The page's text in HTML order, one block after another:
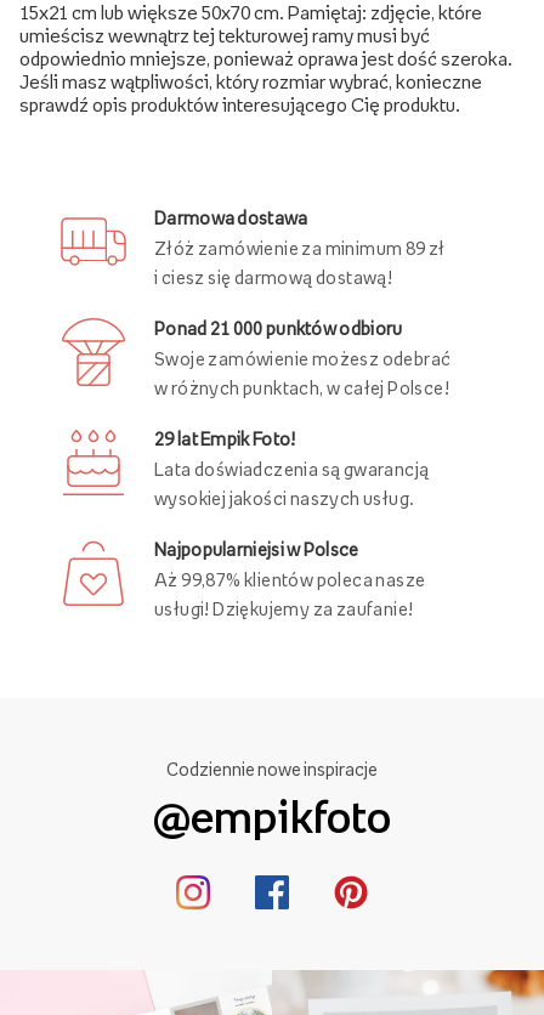
15x21 cm lub większe 50x70 cm. Pamiętaj: zdjęcie, które
umieścisz wewnątrz tej tekturowej ramy musi być
odpowiednio mniejsze, ponieważ oprawa jest dość szeroka.
Jeśli masz wątpliwości, który rozmiar wybrać, konieczne
sprawdź opis produktów interesującego Cię produktu.
Darmowa dostawa
Złóż zamówienie za minimum 89 zł
i ciesz się darmową dostawą!
Ponad 21 000 punktów odbioru
Swoje zamówienie możesz odebrać
w różnych punktach, w całej Polsce!
29 lat Empik Foto!
Lata doświadczenia są gwarancją
wysokiej jakości naszych usług.
Najpopularniejsi w Polsce
Aż 99,87% klientów poleca nasze
usługi! Dziękujemy za zaufanie!
Codziennie nowe inspiracje
@empikfoto